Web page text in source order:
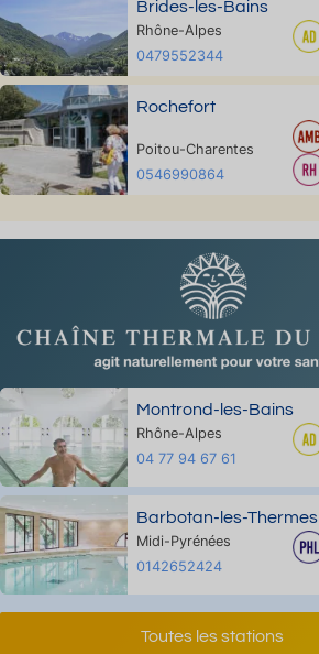
Brides-les-Bains
Rhône-Alpes
0479552344
Rochefort
Poitou-Charentes
0546990864
Montrond-les-Bains
Rhône-Alpes
04 77 94 67 61
Barbotan-les-Thermes
Midi-Pyrénées
0142652424
Toutes les stations